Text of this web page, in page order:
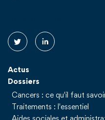
Actus
Dossiers
Cancers : ce qu'il faut
Traitements : l'essentiel